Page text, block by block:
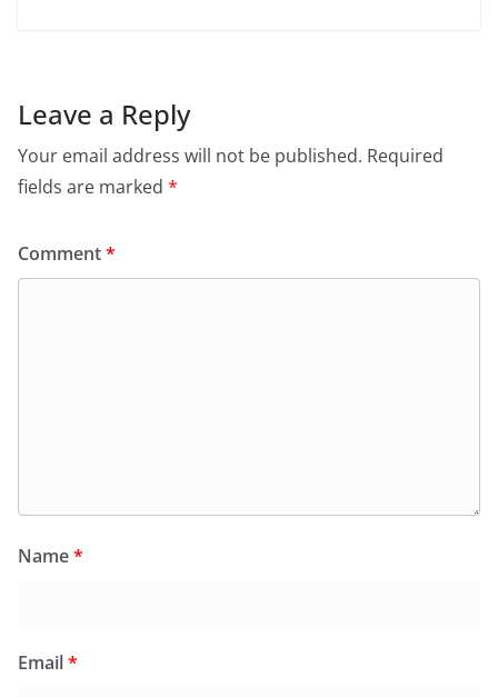
Leave a Reply
Your email address will not be published. Required
fields are marked *
Comment*
Name*
Email*